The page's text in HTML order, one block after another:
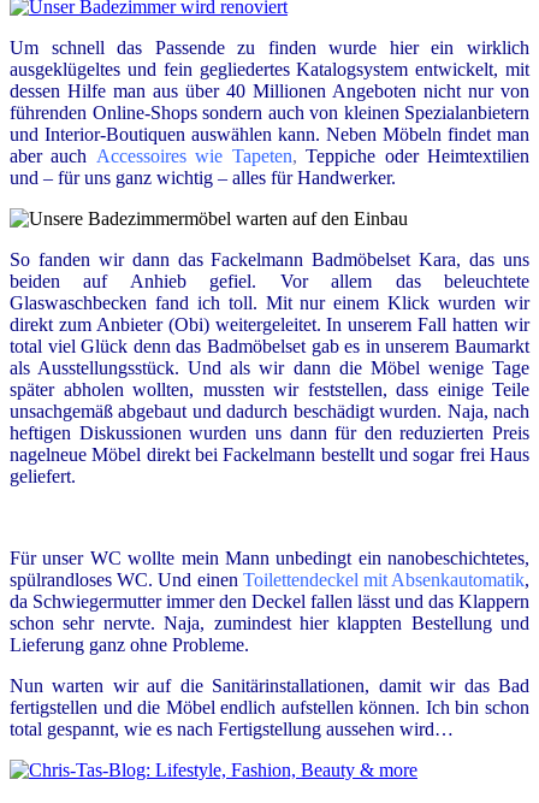
Um schnell das Passende zu finden wurde hier ein wirklich
ausgeklügeltes und fein gegliedertes Katalogsystem entwickelt, mit
dessen Hilfe man aus über 40 Millionen Angeboten nicht nur von
führenden Online-Shops sondern auch von kleinen Spezialanbietern
und Interior-Boutiquen auswählen kann. Neben Möbeln findet man
aber auch Accessoires wie Tapeten, Teppiche oder Heimtextilien
und – für uns ganz wichtig – alles für Handwerker.
So fanden wir dann das Fackelmann Badmöbelset Kara, das uns
beiden auf Anhieb gefiel. Vor allem das beleuchtete
Glaswaschbecken fand ich toll. Mit nur einem Klick wurden wir
direkt zum Anbieter (Obi) weitergeleitet. In unserem Fall hatten wir
total viel Glück denn das Badmöbelset gab es in unserem Baumarkt
als Ausstellungsstück. Und als wir dann die Möbel wenige Tage
später abholen wollten, mussten wir feststellen, dass einige Teile
unsachgemäß abgebaut und dadurch beschädigt wurden. Naja, nach
heftigen Diskussionen wurden uns dann für den reduzierten Preis
nagelneue Möbel direkt bei Fackelmann bestellt und sogar frei Haus
geliefert.
Für unser WC wollte mein Mann unbedingt ein nanobeschichtetes,
spülrandloses WC. Und einen Toilettendeckel mit Absenkautomatik,
da Schwiegermutter immer den Deckel fallen lässt und das Klappern
schon sehr nervte. Naja, zumindest hier klappten Bestellung und
Lieferung ganz ohne Probleme.
Nun warten wir auf die Sanitärinstallationen, damit wir das Bad
fertigstellen und die Möbel endlich aufstellen können. Ich bin schon
total gespannt, wie es nach Fertigstellung aussehen wird…